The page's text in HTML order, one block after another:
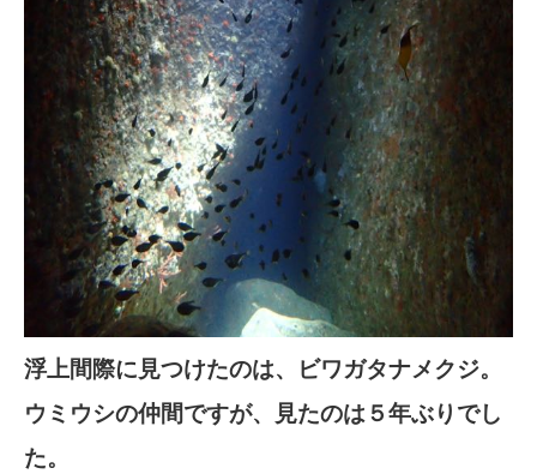
浮上間際に見つけたのは、ビワガタナメクジ。
ウミウシの仲間ですが、見たのは５年ぶりでし
た。